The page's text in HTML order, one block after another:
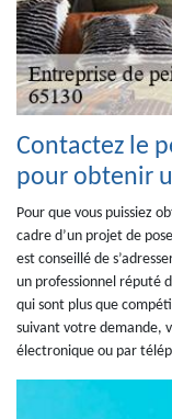
Contactez le
pour obtenir
Pour que vous puissiez
cadre d’un projet de
est conseillé de
un professionnel réputé
qui sont plus que
suivant votre demande,
électronique ou par